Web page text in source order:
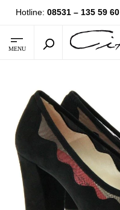
Hotline: 08531 – 135 59 60
MENU